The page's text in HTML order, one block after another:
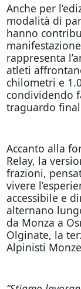
Anche per
modalità di
hanno
rappresenta
atleti
chilometri e
condividendo
traguardo
Accanto alla
Relay, la
frazioni,
vivere
accessibile e
alternano
da Monza a
Olginate, la
Alpinisti